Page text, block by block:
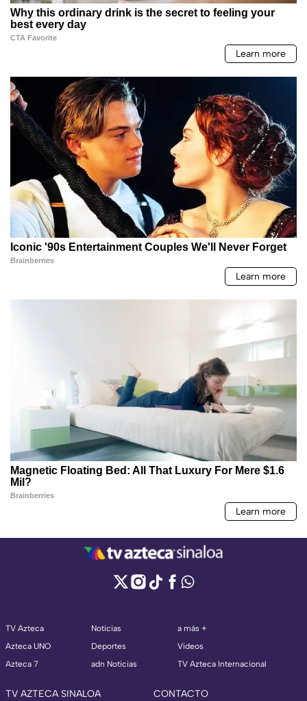
TV Azteca
Azteca UNO
Azteca 7
Noticias
Deportes
adn Noticias
a más +
Videos
TV Azteca Internacional
TV AZTECA SINALOA CONTACTO